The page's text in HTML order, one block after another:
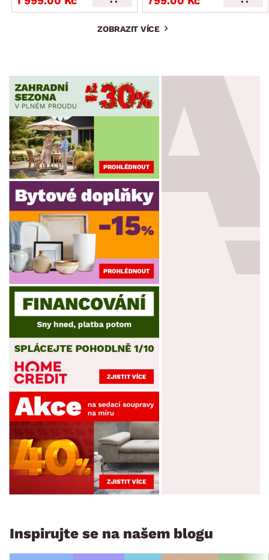
ZOBRAZIT VÍCE
Inspirujte se na našem blogu